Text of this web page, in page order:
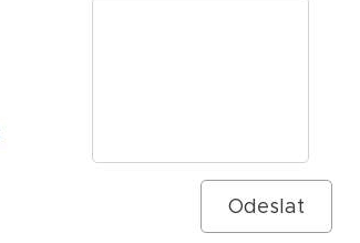
Odeslat